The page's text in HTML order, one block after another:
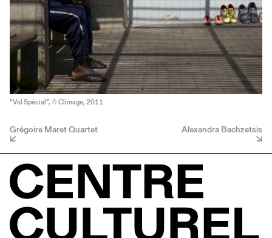
“Vol Spécial”, © Climage, 2011
Grégoire Maret Quartet Alexandra Bachzetsis